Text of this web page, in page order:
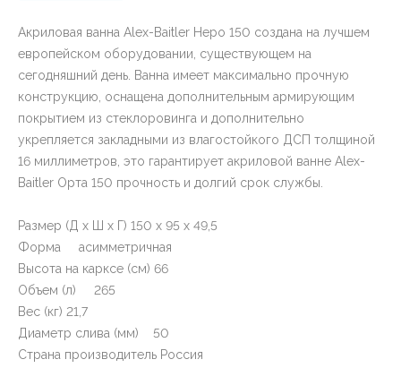
Акриловая ванна Alex-Baitler Неро 150 создана на лучшем
европейском оборудовании, существующем на
сегодняшний день. Ванна имеет максимально прочную
конструкцию, оснащена дополнительным армирующим
покрытием из стеклоровинга и дополнительно
укрепляется закладными из влагостойкого ДСП толщиной
16 миллиметров, это гарантирует акриловой ванне Alex-
Baitler Орта 150 прочность и долгий срок службы.
Размер (Д x Ш x Г) 150 x 95 x 49,5
Форма асимметричная
Высота на карксе (см) 66
Объем (л) 265
Вес (кг) 21,7
Диаметр слива (мм) 50
Страна производитель Россия